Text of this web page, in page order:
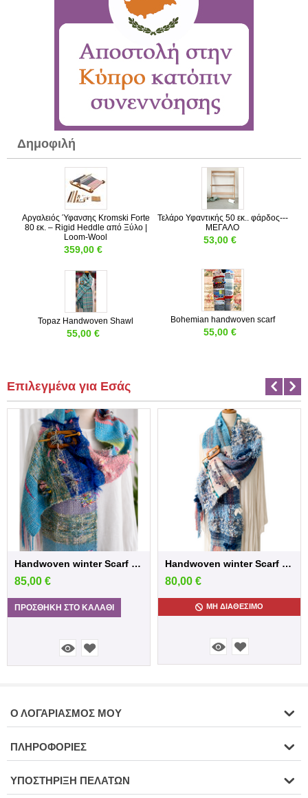
Δημοφιλή
Αργαλειός Ύφανσης Kromski Forte
80 εκ. – Rigid Heddle από Ξύλο |
Loom-Wool
359,00 €
Τελάρο Υφαντικής 50 εκ.. φάρδος---
ΜΕΓΑΛΟ
53,00 €
Topaz Handwoven Shawl
55,00 €
Bohemian handwoven scarf
55,00 €
Επιλεγμένα για Εσάς
Handwoven winter Scarf in blue /Pink sh...
85,00 €
ΠΡΟΣΘΉΚΗ ΣΤΟ ΚΑΛΆΘΙ
Handwoven winter Scarf in blue shades
80,00 €
ΜΗ ΔΙΑΘΈΣΙΜΟ
Ο ΛΟΓΑΡΙΑΣΜΌΣ ΜΟΥ
ΠΛΗΡΟΦΟΡΊΕΣ
ΥΠΟΣΤΉΡΙΞΗ ΠΕΛΑΤΏΝ